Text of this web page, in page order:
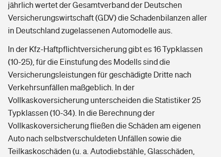
jährlich wertet der Gesamtverband der Deutschen
Versicherungswirtschaft (GDV) die Schadenbilanzen aller
in Deutschland zugelassenen Automodelle aus.
In der Kfz-Haftpflichtversicherung gibt es 16 Typklassen
(10-25), für die Einstufung des Modells sind die
Versicherungsleistungen für geschädigte Dritte nach
Verkehrsunfällen maßgeblich. In der
Vollkaskoversicherung unterscheiden die Statistiker 25
Typklassen (10-34). In die Berechnung der
Vollkaskoversicherung fließen die Schäden am eigenen
Auto nach selbstverschuldeten Unfällen sowie die
Teilkaskoschäden (u. a. Autodiebstähle, Glasschäden,